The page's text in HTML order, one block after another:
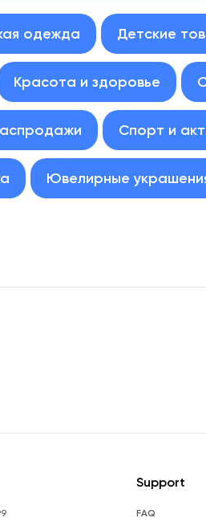
одежда Детские
Красота и здоровье
Спорт и
Ювелирные
Support
FAQ